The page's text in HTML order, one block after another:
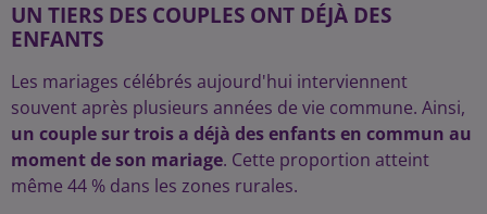
UN TIERS DES COUPLES ONT DÉJÀ DES
ENFANTS
Les mariages célébrés aujourd'hui interviennent
souvent après plusieurs années de vie commune. Ainsi,
un couple sur trois a déjà des enfants en commun au
moment de son mariage. Cette proportion atteint
même 44 % dans les zones rurales.